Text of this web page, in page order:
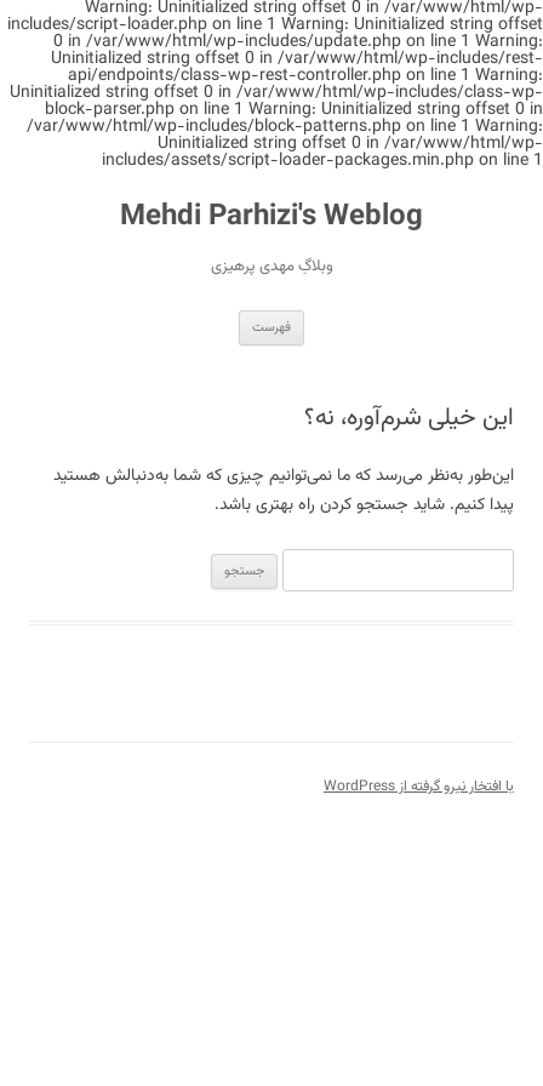
Warning: Uninitialized string offset 0 in /var/www/html/wp-
includes/script-loader.php on line 1 Warning: Uninitialized string offset
0 in /var/www/html/wp-includes/update.php on line 1 Warning:
Uninitialized string offset 0 in /var/www/html/wp-includes/rest-
api/endpoints/class-wp-rest-controller.php on line 1 Warning:
Uninitialized string offset 0 in /var/www/html/wp-includes/class-wp-
block-parser.php on line 1 Warning: Uninitialized string offset 0 in
/var/www/html/wp-includes/block-patterns.php on line 1 Warning:
Uninitialized string offset 0 in /var/www/html/wp-
includes/assets/script-loader-packages.min.php on line 1
Mehdi Parhizi's Weblog
وبلاگِ مهدی پرهیزی
فهرست
این خیلی شرم‌آوره، نه؟
این‌طور به‌نظر می‌رسد که ما نمی‌توانیم چیزی که شما به‌دنبالش هستید
پیدا کنیم. شاید جستجو کردن راه بهتری باشد.
برای:
با افتخار نیرو گرفته از WordPress